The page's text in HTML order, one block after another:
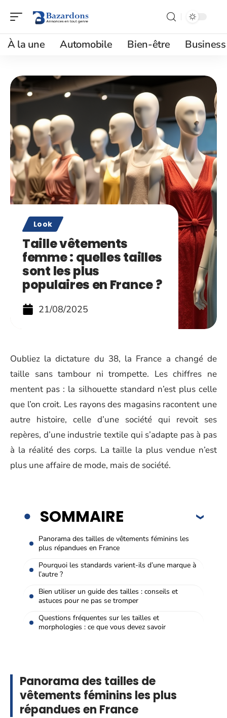
À la une Automobile Bien-être Business
Look
Taille vêtements
femme : quelles tailles
sont les plus
populaires en France ?
21/08/2025
Oubliez la dictature du 38, la France a changé de
taille sans tambour ni trompette. Les chiffres ne
mentent pas : la silhouette standard n’est plus celle
que l’on croit. Les rayons des magasins racontent une
autre histoire, celle d’une société qui revoit ses
repères, d’une industrie textile qui s’adapte pas à pas
à la réalité des corps. La taille la plus vendue n’est
plus une affaire de mode, mais de société.
SOMMAIRE
Panorama des tailles de vêtements féminins les
plus répandues en France
Pourquoi les standards varient-ils d’une marque à
l’autre ?
Bien utiliser un guide des tailles : conseils et
astuces pour ne pas se tromper
Questions fréquentes sur les tailles et
morphologies : ce que vous devez savoir
Panorama des tailles de
vêtements féminins les plus
répandues en France